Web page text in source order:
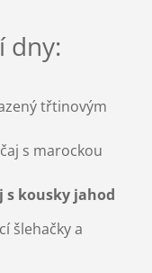
dny:
třtinovým
s marockou
s kousky jahod
šlehačky a